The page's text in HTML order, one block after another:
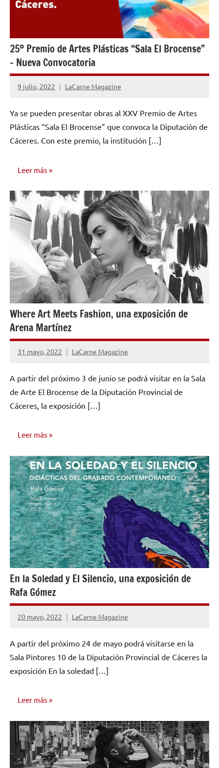
25º Premio de Artes Plásticas “Sala El Brocense”
– Nueva Convocatoria
9 julio, 2022 LaCarne Magazine
No
comentarios
Ya se pueden presentar obras al XXV Premio de Artes
Plásticas “Sala El Brocense” que convoca la Diputación de
Cáceres. Con este premio, la institución […]
Leer más
NOTICIAS
Where Art Meets Fashion, una exposición de
Arena Martínez
31 mayo, 2022 LaCarne Magazine
No
comentarios
A partir del próximo 3 de junio se podrá visitar en la Sala
de Arte El Brocense de la Diputación Provincial de
Cáceres, la exposición […]
Leer más
NOTICIAS
En la Soledad y El Silencio, una exposición de
Rafa Gómez
20 mayo, 2022 LaCarne Magazine
No
comentarios
A partir del próximo 24 de mayo podrá visitarse en la
Sala Pintores 10 de la Diputación Provincial de Cáceres la
exposición En la soledad […]
Leer más
NOTICIAS